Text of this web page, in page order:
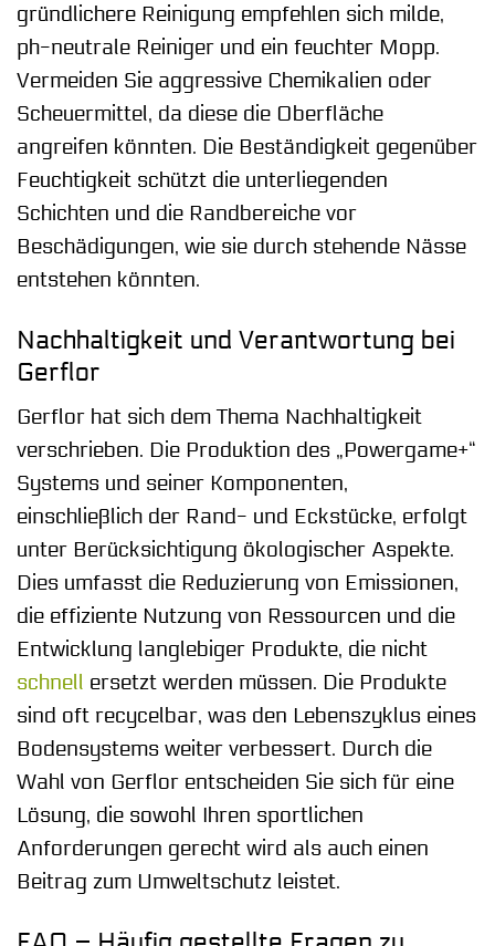
gründlichere Reinigung empfehlen sich milde,
ph-neutrale Reiniger und ein feuchter Mopp.
Vermeiden Sie aggressive Chemikalien oder
Scheuermittel, da diese die Oberfläche
angreifen könnten. Die Beständigkeit gegenüber
Feuchtigkeit schützt die unterliegenden
Schichten und die Randbereiche vor
Beschädigungen, wie sie durch stehende Nässe
entstehen könnten.
Nachhaltigkeit und Verantwortung bei
Gerflor
Gerflor hat sich dem Thema Nachhaltigkeit
verschrieben. Die Produktion des „Powergame+“
Systems und seiner Komponenten,
einschließlich der Rand- und Eckstücke, erfolgt
unter Berücksichtigung ökologischer Aspekte.
Dies umfasst die Reduzierung von Emissionen,
die effiziente Nutzung von Ressourcen und die
Entwicklung langlebiger Produkte, die nicht
schnell ersetzt werden müssen. Die Produkte
sind oft recycelbar, was den Lebenszyklus eines
Bodensystems weiter verbessert. Durch die
Wahl von Gerflor entscheiden Sie sich für eine
Lösung, die sowohl Ihren sportlichen
Anforderungen gerecht wird als auch einen
Beitrag zum Umweltschutz leistet.